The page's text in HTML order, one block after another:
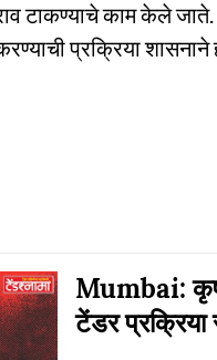
टाकण्याचे काम केले जाते.
प्रक्रिया
Mumbai:
टेंडर प्रक्रिया